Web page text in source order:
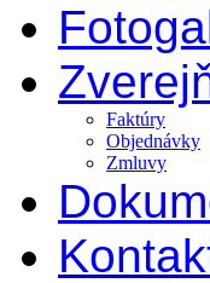
Faktúry
Objednávky
Zmluvy